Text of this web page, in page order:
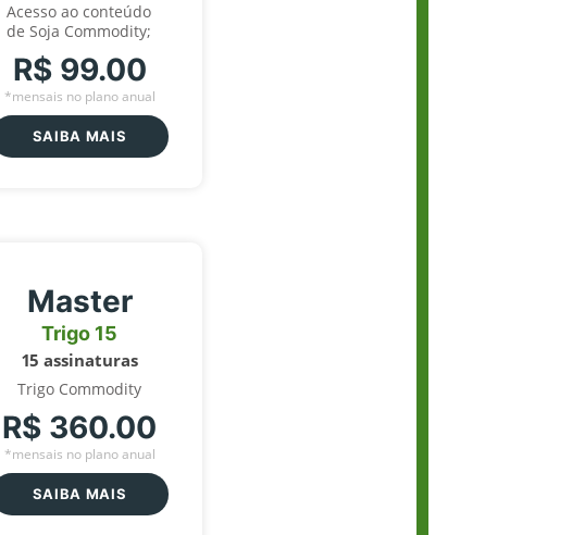
Acesso ao conteúdo
de Soja Commodity;
R$ 99.00
*mensais no plano anual
SAIBA MAIS
Master
Trigo 15
15 assinaturas
Trigo Commodity
R$ 360.00
*mensais no plano anual
SAIBA MAIS